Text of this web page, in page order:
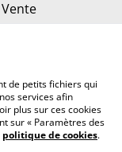
de petits fichiers qui
services afin
plus sur ces cookies
sur « Paramètres des
politique de cookies.